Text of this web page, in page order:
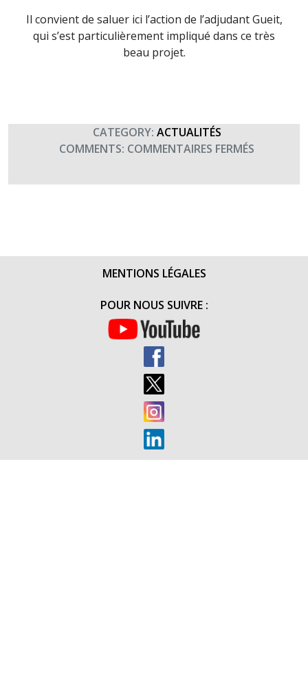
Il convient de saluer ici l’action de l’adjudant Gueit,
qui s’est particulièrement impliqué dans ce très
beau projet.
CATEGORY: ACTUALITÉS
COMMENTS: COMMENTAIRES FERMÉS
DE
MENTIONS LÉGALES
POUR NOUS SUIVRE :